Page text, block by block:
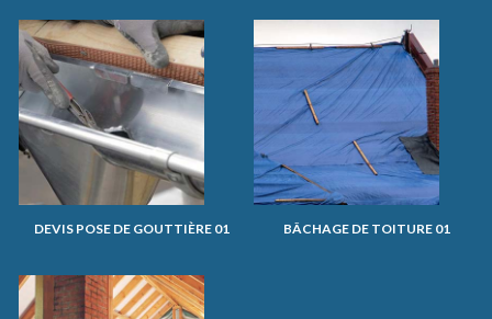
DEVIS POSE DE GOUTTIÈRE 01 BÂCHAGE DE TOITURE 01